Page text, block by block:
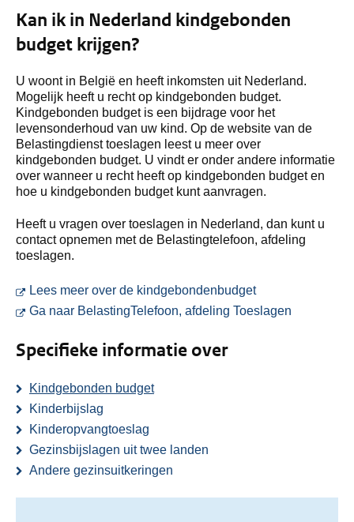
Kan ik in Nederland kindgebonden
budget krijgen?
U woont in België en heeft inkomsten uit Nederland.
Mogelijk heeft u recht op kindgebonden budget.
Kindgebonden budget is een bijdrage voor het
levensonderhoud van uw kind. Op de website van de
Belastingdienst toeslagen leest u meer over
kindgebonden budget. U vindt er onder andere informatie
over wanneer u recht heeft op kindgebonden budget en
hoe u kindgebonden budget kunt aanvragen.
Heeft u vragen over toeslagen in Nederland, dan kunt u
contact opnemen met de Belastingtelefoon, afdeling
toeslagen.
Lees meer over de kindgebondenbudgetU gaat naar een
Ga naar BelastingTelefoon, afdeling Toeslagen
Specifieke informatie over
Kindgebonden budget
Kinderbijslag
Kinderopvangtoeslag
Gezinsbijslagen uit twee landen
Andere gezinsuitkeringen